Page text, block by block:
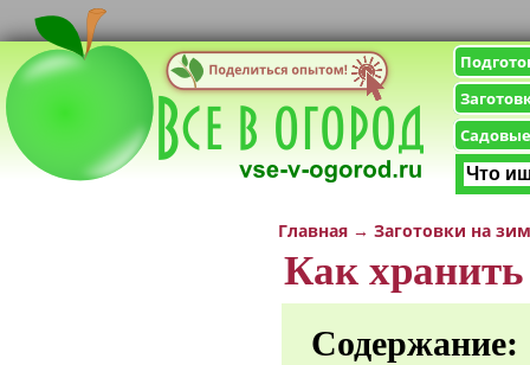
Главная → Заготовки на
Как
Содержание: